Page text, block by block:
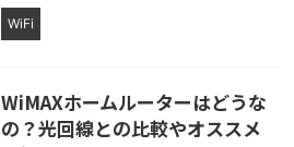
WiFi
WiMAXホームルーターはどうな
の？光回線との比較やオススメ